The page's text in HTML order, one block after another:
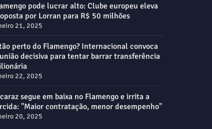
pode lucrar alto: Clube europeu eleva
por Lorran para R$ 50 milhões
21, 2025
perto do Flamengo? Internacional convoca
decisiva para tentar barrar transferência
22, 2025
segue em baixa no Flamengo e irrita a
"Maior contratação, menor desempenho"
20, 2025